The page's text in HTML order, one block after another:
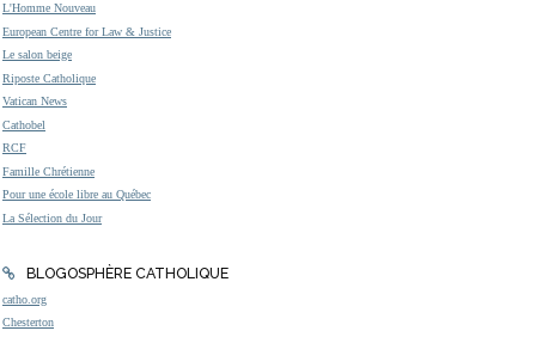
L'Homme Nouveau
European Centre for Law & Justice
Le salon beige
Riposte Catholique
Vatican News
Cathobel
RCF
Famille Chrétienne
Pour une école libre au Québec
La Sélection du Jour
BLOGOSPHÈRE CATHOLIQUE
catho.org
Chesterton